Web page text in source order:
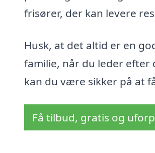
frisører, der kan levere
Husk, at det altid er en
familie, når du leder efter
kan du være sikker på at
Få tilbud, gratis og